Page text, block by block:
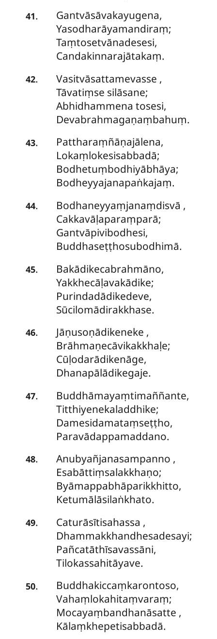
41.
Gantvāsāvakayugena,
Yasodharāyamandiraṃ;
Taṃtosetvānadesesi,
Candakinnarajātakaṃ.
42. Vasitvāsattamevasse ,
Tāvatiṃse silāsane;
Abhidhammena tosesi,
Devabrahmagaṇaṃbahuṃ.
43.
Pattharaṃñāṇajālena,
Lokaṃlokesisabbadā;
Bodhetuṃbodhiyābhāya;
Bodheyyajanapaṅkajaṃ.
44. Bodhaneyyaṃjanaṃdisvā ,
Cakkavāḷaparaṃparā;
Gantvāpivibodhesi,
Buddhaseṭṭhosubodhimā.
45.
Bakādikecabrahmāno,
Yakkhecāḷavakādike;
Purindadādikedeve,
Sūcilomādirakkhase.
46. Jāṇusoṇādikeneke ,
Brāhmaṇecāvikakkhaḷe;
Cūḷodarādikenāge,
Dhanapālādikegaje.
47.
Buddhāmayaṃtimaññante,
Titthiyenekaladdhike;
Damesidamataṃseṭṭho,
Paravādappamaddano.
48. Anubyañjanasampanno ,
Esabāttiṃsalakkhaṇo;
Byāmappabhāparikkhitto,
Ketumālāsilaṅkhato.
49. Caturāsītisahassa ,
Dhammakkhandhesadesayi;
Pañcatāthīsavassāni,
Tilokassahitāyave.
50.
Buddhakiccaṃkarontoso,
Vahaṃlokahitaṃvaraṃ;
Mocayaṃbandhanāsatte ,
Kālaṃkhepetisabbadā.